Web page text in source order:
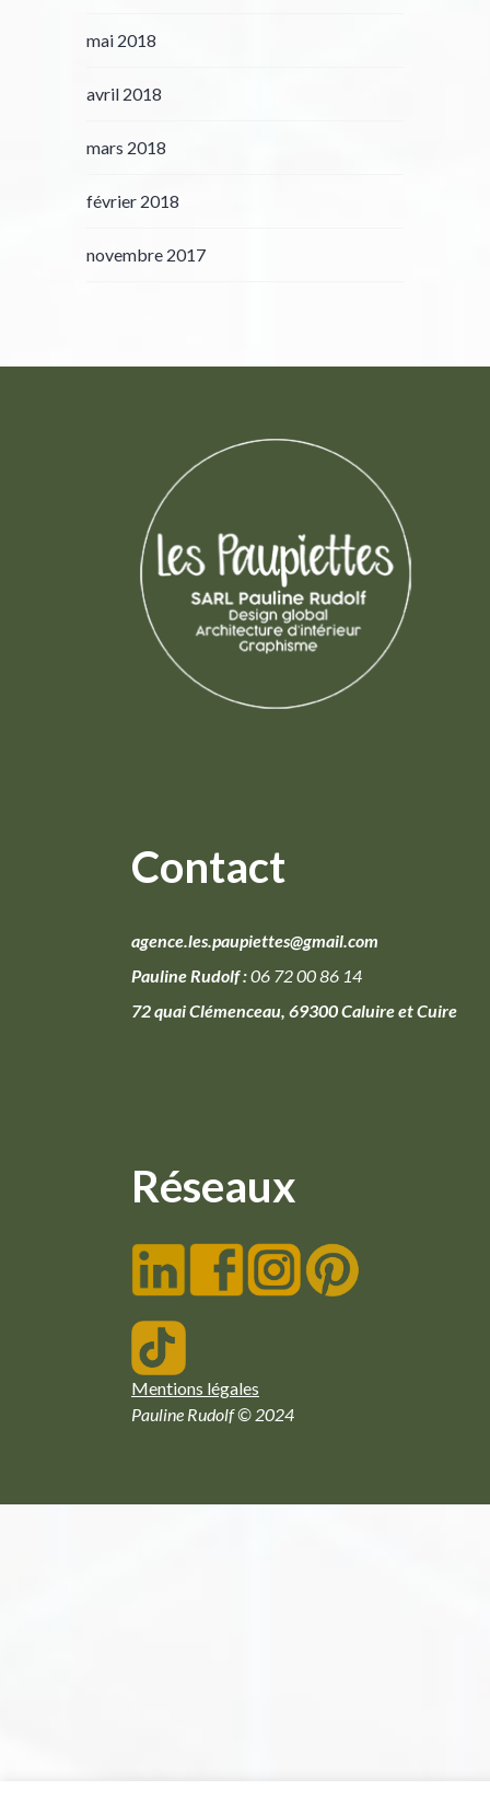
mai 2018
avril 2018
mars 2018
février 2018
novembre 2017
Contact
agence.les.paupiettes@gmail.com
Pauline Rudolf :06 72 00 86 14
72 quai Clémenceau, 69300 Caluire et Cuire
Réseaux
Mentions légales
Pauline Rudolf © 2024